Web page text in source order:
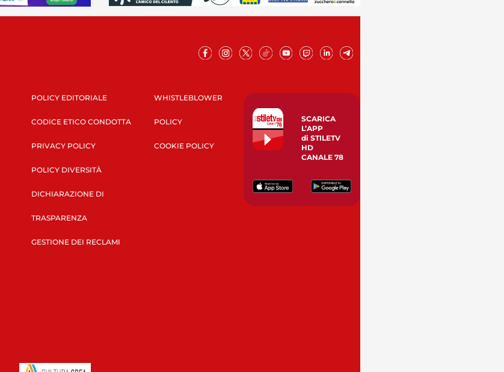
POLICY EDITORIALE
CODICE ETICO CONDOTTA
PRIVACY POLICY
POLICY DIVERSITÀ
DICHIARAZIONE DI
TRASPARENZA
GESTIONE DEI RECLAMI
WHISTLEBLOWER
POLICY
COOKIE POLICY
SCARICA
L’APP
di STILETV
HD
CANALE 78